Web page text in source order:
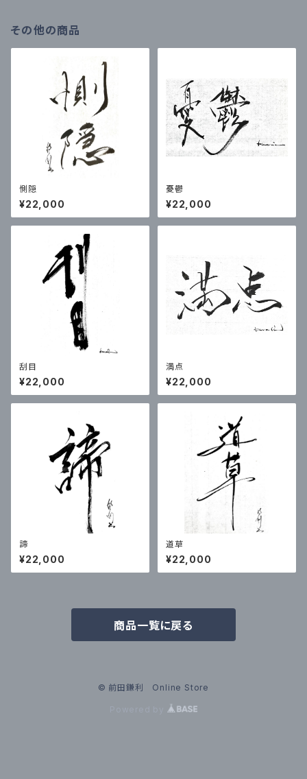
その他の商品
惻隠
¥22,000
憂鬱
¥22,000
刮目
¥22,000
満点
¥22,000
諦
¥22,000
道草
¥22,000
商品一覧に戻る
© 前田鎌利 Online Store